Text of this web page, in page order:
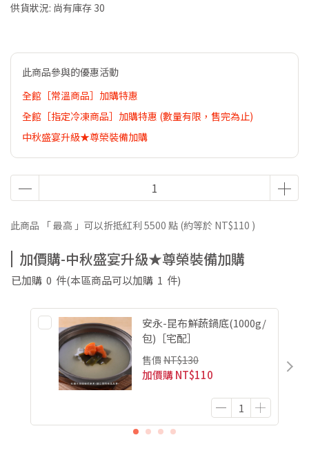
供貨狀況: 尚有庫存 30
此商品參與的優惠活動
全館［常溫商品］加購特惠
全館［指定冷凍商品］加購特惠 (數量有限，售完為止)
中秋盛宴升級★尊榮裝備加購
此商品 「 最高 」可以折抵紅利 5500 點 (約等於 NT$110 )
加價購-中秋盛宴升級★尊榮裝備加購
已加購 0 件(本區商品可以加購 1 件)
安永-昆布鮮蔬鍋底(1000g/
包)［宅配］
售價 NT$130
加價購NT$110